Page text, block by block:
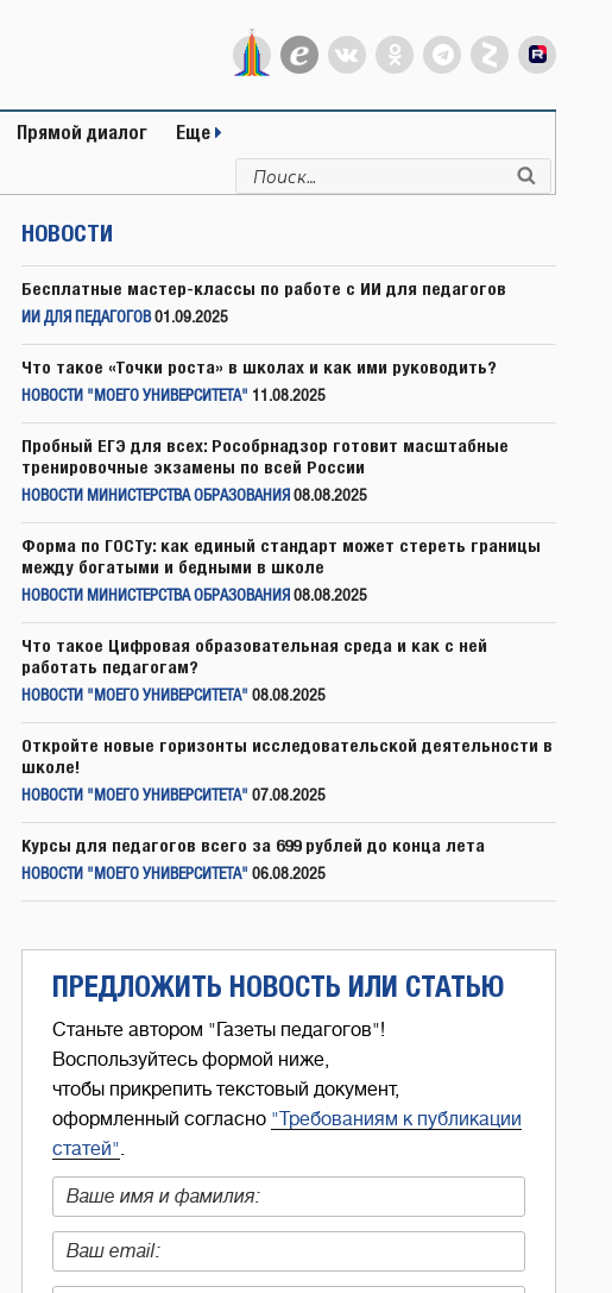
Прямой диалог Еще
Искать:
НОВОСТИ
Бесплатные мастер-классы по работе с ИИ для педагогов
ИИ ДЛЯ ПЕДАГОГОВ 01.09.2025
Что такое «Точки роста» в школах и как ими руководить?
НОВОСТИ "МОЕГО УНИВЕРСИТЕТА" 11.08.2025
Пробный ЕГЭ для всех: Рособрнадзор готовит масштабные
тренировочные экзамены по всей России
НОВОСТИ МИНИСТЕРСТВА ОБРАЗОВАНИЯ 08.08.2025
Форма по ГОСТу: как единый стандарт может стереть границы
между богатыми и бедными в школе
НОВОСТИ МИНИСТЕРСТВА ОБРАЗОВАНИЯ 08.08.2025
Что такое Цифровая образовательная среда и как с ней
работать педагогам?
НОВОСТИ "МОЕГО УНИВЕРСИТЕТА" 08.08.2025
Откройте новые горизонты исследовательской деятельности в
школе!
НОВОСТИ "МОЕГО УНИВЕРСИТЕТА" 07.08.2025
Курсы для педагогов всего за 699 рублей до конца лета
НОВОСТИ "МОЕГО УНИВЕРСИТЕТА" 06.08.2025
ПРЕДЛОЖИТЬ НОВОСТЬ ИЛИ СТАТЬЮ
Станьте автором "Газеты педагогов"!
Воспользуйтесь формой ниже,
чтобы прикрепить текстовый документ,
оформленный согласно "Требованиям к публикации
статей".